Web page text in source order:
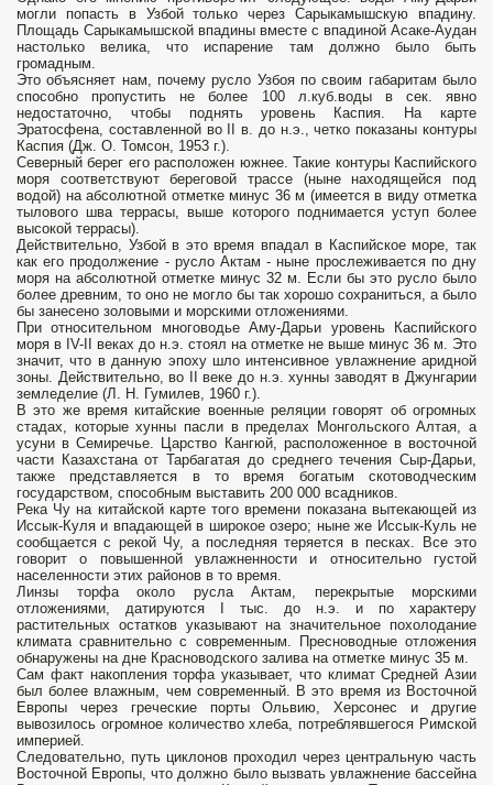
могли попасть в Узбой только через Сарыкамышскую впадину.
Площадь Сарыкамышской впадины вместе с впадиной Асаке-Аудан
настолько велика, что испарение там должно было быть
громадным.
Это объясняет нам, почему русло Узбоя по своим габаритам было
способно пропустить не более 100 л.куб.воды в сек. явно
недостаточно, чтобы поднять уровень Каспия. На карте
Эратосфена, составленной во II в. до н.э., четко показаны контуры
Каспия (Дж. О. Томсон, 1953 г.).
Северный берег его расположен южнее. Такие контуры Каспийского
моря соответствуют береговой трассе (ныне находящейся под
водой) на абсолютной отметке минус 36 м (имеется в виду отметка
тылового шва террасы, выше которого поднимается уступ более
высокой террасы).
Действительно, Узбой в это время впадал в Каспийское море, так
как его продолжение - русло Актам - ныне прослеживается по дну
моря на абсолютной отметке минус 32 м. Если бы это русло было
более древним, то оно не могло бы так хорошо сохраниться, а было
бы занесено золовыми и морскими отложениями.
При относительном многоводье Аму-Дарьи уровень Каспийского
моря в IV-II веках до н.э. стоял на отметке не выше минус 36 м. Это
значит, что в данную эпоху шло интенсивное увлажнение аридной
зоны. Действительно, во II веке до н.э. хунны заводят в Джунгарии
земледелие (Л. Н. Гумилев, 1960 г.).
В это же время китайские военные реляции говорят об огромных
стадах, которые хунны пасли в пределах Монгольского Алтая, а
усуни в Семиречье. Царство Кангюй, расположенное в восточной
части Казахстана от Тарбагатая до среднего течения Сыр-Дарьи,
также представляется в то время богатым скотоводческим
государством, способным выставить 200 000 всадников.
Река Чу на китайской карте того времени показана вытекающей из
Иссык-Куля и впадающей в широкое озеро; ныне же Иссык-Куль не
сообщается с рекой Чу, а последняя теряется в песках. Все это
говорит о повышенной увлажненности и относительно густой
населенности этих районов в то время.
Линзы торфа около русла Актам, перекрытые морскими
отложениями, датируются I тыс. до н.э. и по характеру
растительных остатков указывают на значительное похолодание
климата сравнительно с современным. Пресноводные отложения
обнаружены на дне Красноводского залива на отметке минус 35 м.
Сам факт накопления торфа указывает, что климат Средней Азии
был более влажным, чем современный. В это время из Восточной
Европы через греческие порты Ольвию, Херсонес и другие
вывозилось огромное количество хлеба, потреблявшегося Римской
империей.
Следовательно, путь циклонов проходил через центральную часть
Восточной Европы, что должно было вызвать увлажнение бассейна